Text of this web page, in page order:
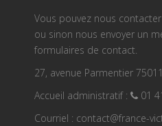
Vous pouvez nous
ou sinon nous envoyer un
formulaires de contact.
27, avenue Parmentier
Accueil administratif :
01
Courriel : contact@france-